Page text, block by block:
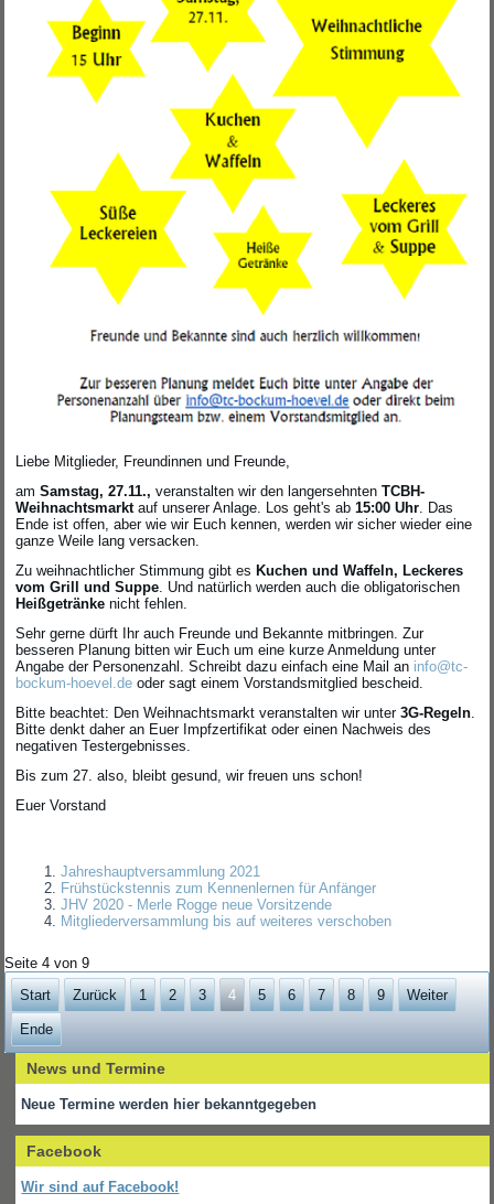
Liebe Mitglieder, Freundinnen und Freunde,
amSamstag, 27.11., veranstalten wir den langersehntenTCBH-
Weihnachtsmarkt auf unserer Anlage. Los geht's ab15:00 Uhr . Das
Ende ist offen, aber wie wir Euch kennen, werden wir sicher wieder eine
ganze Weile lang versacken.
Zu weihnachtlicher Stimmung gibt es Kuchen und Waffeln, Leckeres
vom Grill und Suppe . Und natürlich werden auch die obligatorischen
Heißgetränke nicht fehlen.
Sehr gerne dürft Ihr auch Freunde und Bekannte mitbringen. Zur
besseren Planung bitten wir Euch um eine kurze Anmeldung unter
Angabe der Personenzahl. Schreibt dazu einfach eine Mail an info@tc-
bockum-hoevel.de oder sagt einem Vorstandsmitglied bescheid.
Bitte beachtet: Den Weihnachtsmarkt veranstalten wir unter3G-Regeln
Bitte denkt daher an Euer Impfzertifikat oder einen Nachweis des
negativen Testergebnisses.
Bis zum 27. also, bleibt gesund, wir freuen uns schon!
Euer Vorstand
Jahreshauptversammlung 2021
Frühstückstennis zum Kennenlernen für Anfänger
JHV 2020 - Merle Rogge neue Vorsitzende
Mitgliederversammlung bis auf weiteres verschoben
Seite 4 von 9
Start
Zurück 1 2 3 4 5 6 7 8 9 Weiter
Ende
News und Termine
Neue Termine werden hier bekanntgegeben
Facebook
Wir sind auf Facebook!